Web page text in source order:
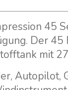
45
Der
mit
Autopilot,